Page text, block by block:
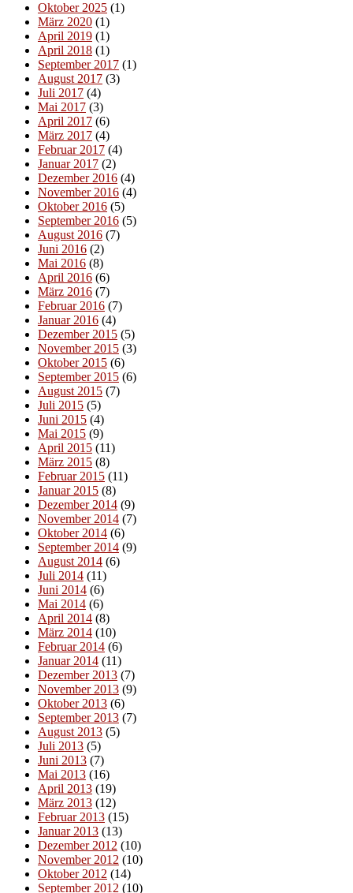
Oktober 2025 (1)
März 2020 (1)
April 2019 (1)
April 2018 (1)
September 2017 (1)
August 2017 (3)
Juli 2017 (4)
Mai 2017 (3)
April 2017 (6)
März 2017 (4)
Februar 2017 (4)
Januar 2017 (2)
Dezember 2016 (4)
November 2016 (4)
Oktober 2016 (5)
September 2016 (5)
August 2016 (7)
Juni 2016 (2)
Mai 2016 (8)
April 2016 (6)
März 2016 (7)
Februar 2016 (7)
Januar 2016 (4)
Dezember 2015 (5)
November 2015 (3)
Oktober 2015 (6)
September 2015 (6)
August 2015 (7)
Juli 2015 (5)
Juni 2015 (4)
Mai 2015 (9)
April 2015 (11)
März 2015 (8)
Februar 2015 (11)
Januar 2015 (8)
Dezember 2014 (9)
November 2014 (7)
Oktober 2014 (6)
September 2014 (9)
August 2014 (6)
Juli 2014 (11)
Juni 2014 (6)
Mai 2014 (6)
April 2014 (8)
März 2014 (10)
Februar 2014 (6)
Januar 2014 (11)
Dezember 2013 (7)
November 2013 (9)
Oktober 2013 (6)
September 2013 (7)
August 2013 (5)
Juli 2013 (5)
Juni 2013 (7)
Mai 2013 (16)
April 2013 (19)
März 2013 (12)
Februar 2013 (15)
Januar 2013 (13)
Dezember 2012 (10)
November 2012 (10)
Oktober 2012 (14)
September 2012 (10)